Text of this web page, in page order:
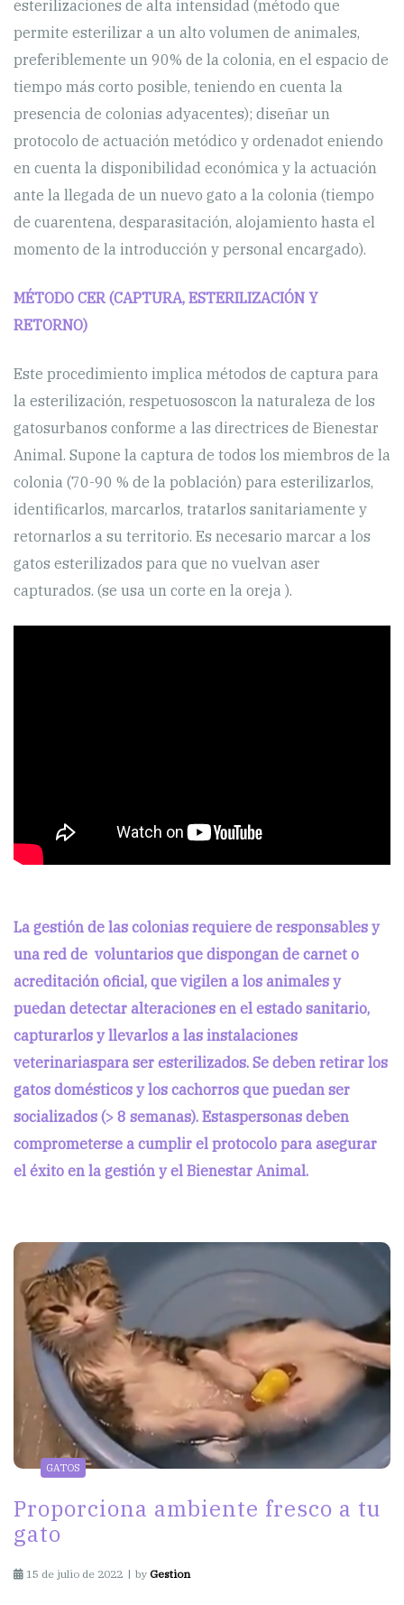
esterilizaciones de alta intensidad (método que
permite esterilizar a un alto volumen de animales,
preferiblemente un 90% de la colonia, en el espacio de
tiempo más corto posible, teniendo en cuenta la
presencia de colonias adyacentes); diseñar un
protocolo de actuación metódico y ordenadot eniendo
en cuenta la disponibilidad económica y la actuación
ante la llegada de un nuevo gato a la colonia (tiempo
de cuarentena, desparasitación, alojamiento hasta el
momento de la introducción y personal encargado).
MÉTODO CER (CAPTURA, ESTERILIZACIÓN Y
RETORNO)
Este procedimiento implica métodos de captura para
la esterilización, respetuososcon la naturaleza de los
gatosurbanos conforme a las directrices de Bienestar
Animal. Supone la captura de todos los miembros de la
colonia (70-90 % de la población) para esterilizarlos,
identificarlos, marcarlos, tratarlos sanitariamente y
retornarlos a su territorio. Es necesario marcar a los
gatos esterilizados para que no vuelvan aser
capturados. (se usa un corte en la oreja ).
La gestión de las colonias requiere de responsables y
una red de voluntarios que dispongan de carnet o
acreditación oficial, que vigilen a los animales y
puedan detectar alteraciones en el estado sanitario,
capturarlos y llevarlos a las instalaciones
veterinariaspara ser esterilizados. Se deben retirar los
gatos domésticos y los cachorros que puedan ser
socializados (> 8 semanas). Estaspersonas deben
comprometerse a cumplir el protocolo para asegurar
el éxito en la gestión y el Bienestar Animal.
GATOS
Proporciona ambiente fresco a tu
gato
15 de julio de 2022 by Gestion